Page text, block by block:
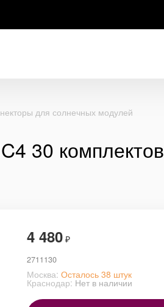
для солнечных модулей
30 комплектов
4 480 ₽
2711130
Москва: Осталось 38 штук
Краснодар: Нет в наличии